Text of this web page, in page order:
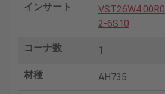
インサート
VST26W4.00R0
2-6S10
コーナ数 1
材種 AH735